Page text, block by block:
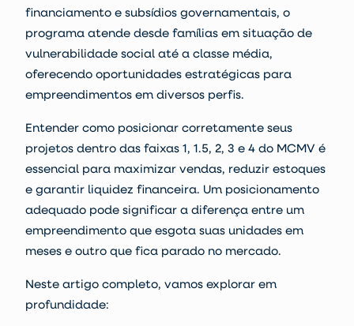
financiamento e subsídios governamentais, o
programa atende desde famílias em situação de
vulnerabilidade social até a classe média,
oferecendo oportunidades estratégicas para
empreendimentos em diversos perfis.
Entender como posicionar corretamente seus
projetos dentro das faixas 1, 1.5, 2, 3 e 4 do MCMV é
essencial para maximizar vendas, reduzir estoques
e garantir liquidez financeira. Um posicionamento
adequado pode significar a diferença entre um
empreendimento que esgota suas unidades em
meses e outro que fica parado no mercado.
Neste artigo completo, vamos explorar em
profundidade: